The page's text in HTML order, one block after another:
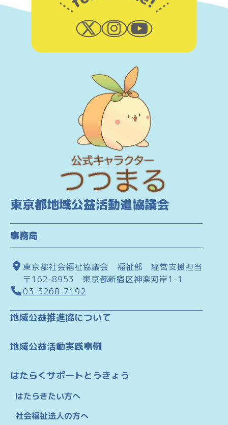
東京都地域公益活動進協議会
事務局
東京都社会福祉協議会 福祉部 経営支援担当
〒162-8953 東京都新宿区神楽河岸1-1
03-3268-7192
地域公益推進協について
地域公益活動実践事例
はたらくサポートとうきょう
はたらきたい方へ
社会福祉法人の方へ